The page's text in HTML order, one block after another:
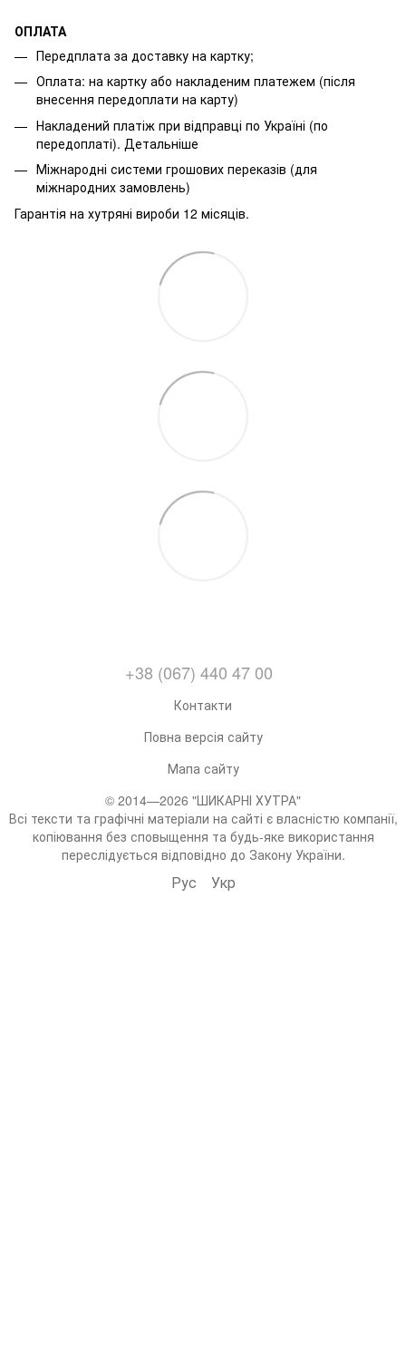
ОПЛАТА
Передплата за доставку на картку;
Оплата: на картку або накладеним платежем (після
внесення передоплати на карту)
Накладений платіж при відправці по Україні (по
передоплаті). Детальніше
Міжнародні системи грошових переказів (для
міжнародних замовлень)
Гарантія на хутряні вироби 12 місяців.
+38 (067) 440 47 00
Контакти
Повна версія сайту
Мапа сайту
© 2014—2026 "ШИКАРНІ ХУТРА"
Всі тексти та графічні матеріали на сайті є власністю компанії,
копіювання без сповыщення та будь-яке використання
переслідується відповідно до Закону України.
Рус Укр